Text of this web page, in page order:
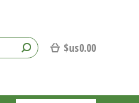
$us0.00